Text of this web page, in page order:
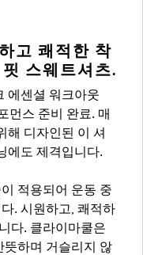
고 쾌적한 착
스웨트셔츠.
에센셜 워크아웃
먼스 준비 완료. 매
해 디자인된 이 셔
에도 제격입니다.
적용되어 운동 중
. 시원하고, 쾌적하
다. 클라이마쿨은
뜻하며 거슬리지 않